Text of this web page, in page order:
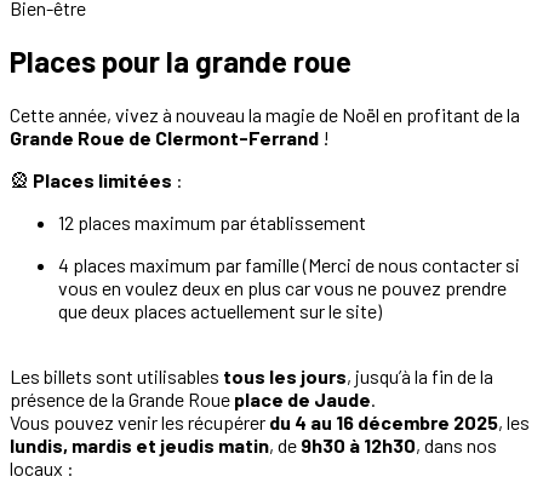
Bien-être
Places pour la grande roue
Cette année, vivez à nouveau la magie de Noël en profitant de la
Grande Roue de Clermont-Ferrand !
🎡 Places limitées :
12 places maximum par établissement
4 places maximum par famille (Merci de nous contacter si
vous en voulez deux en plus car vous ne pouvez prendre
que deux places actuellement sur le site)
Les billets sont utilisables tous les jours, jusqu’à la fin de la
présence de la Grande Roue place de Jaude
Vous pouvez venir les récupérer du 4 au 16 décembre 2025, les
lundis, mardis et jeudis matin, de 9h30 à 12h30, dans nos
locaux :